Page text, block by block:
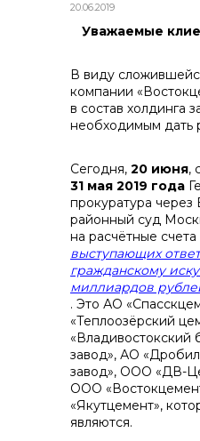
реализация
контакты
Контакты
20.06.2019
Уважаемые
В виду
компании
в состав холдинга
необходимым дать
Сегодня, 20 июня,
31 мая 2019 года
прокуратура
районный суд
на расчётные
выступающих
гражданскому
миллиардов
. Это АО
«Теплоозёрский
завод», АО
завод», ООО «ДВ-
ООО
«Якутцемент»,
являются.